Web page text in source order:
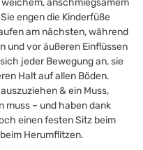
engen die Kinderfüße
am nächsten, während
und vor äußeren Einflüssen
jeder Bewegung an, sie
Halt auf allen Böden.
& ein Muss,
muss – und haben dank
einen festen Sitz beim
Herumflitzen.